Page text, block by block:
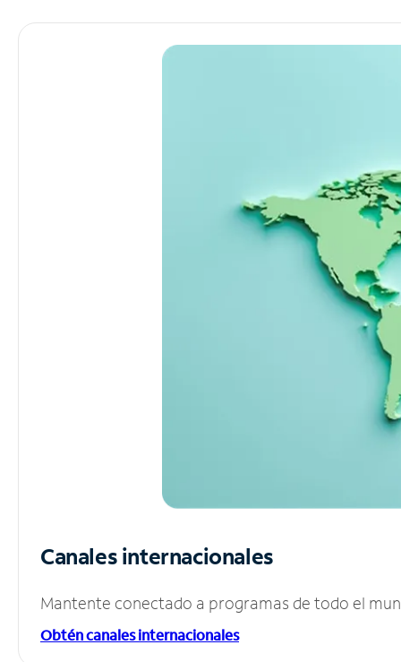
Canales internacionales
Mantente conectado a programas de todo el
Obtén canales internacionales